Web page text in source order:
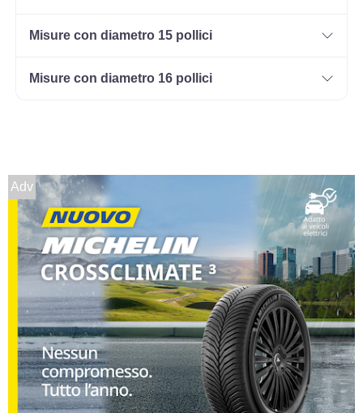
Misure con diametro 15 pollici
Misure con diametro 16 pollici
Adv